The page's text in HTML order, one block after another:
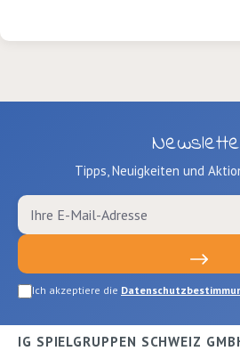
Tipps, Neuigkeiten und
Ich akzeptiere die
IG SPIELGRUPPEN SCHWEIZ